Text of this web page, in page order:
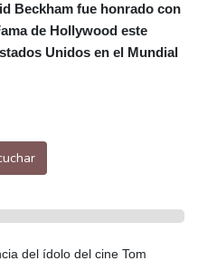
Beckham fue honrado con
de Hollywood este
Unidos en el Mundial
del ídolo del cine Tom